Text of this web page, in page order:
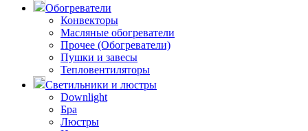
Обогреватели
Конвекторы
Масляные обогреватели
Прочее (Обогреватели)
Пушки и завесы
Тепловентиляторы
Светильники и люстры
Downlight
Бра
Люстры